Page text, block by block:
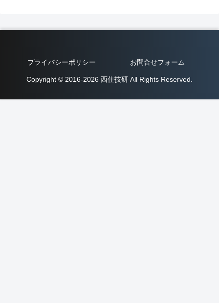
プライバシーポリシー お問合せフォーム
Copyright © 2016-2026 西住技研 All Rights Reserved.